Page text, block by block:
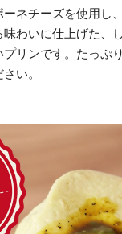
ネチーズを使用し
わいに仕上げた、
リンです。たっぷ
い。